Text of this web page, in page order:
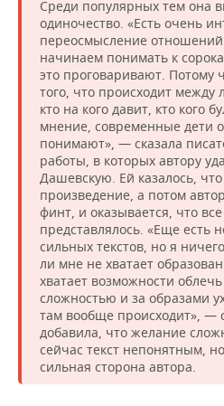
Среди популярных тем она
одиночество. «Есть очень
переосмысление
начинаем понимать к
это проговаривают. Потому
того, что происходит
кто на кого давит, кто кого
мнение, современные дети
понимают», — сказала
работы, в которых автору
Дашевскую. Ей казалось,
произведение, а потом
финт, и оказывается, что
представлялось. «Еще есть
сильных текстов, но я
ли мне не хватает
хватает возможности
сложностью и за образами
там вообще происходит», —
добавила, что желание
сейчас текст непонятным,
сильная сторона автора.